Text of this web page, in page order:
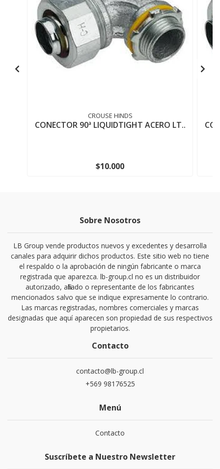
CROUSE HINDS
CONECTOR 90ª LIQUIDTIGHT ACERO LT..
$10.000
Sobre Nosotros
LB Group vende productos nuevos y excedentes y desarrolla
canales para adquirir dichos productos. Este sitio web no tiene
el respaldo o la aprobación de ningún fabricante o marca
registrada que aparezca. lb-group.cl no es un distribuidor
autorizado, afiliado o representante de los fabricantes
mencionados salvo que se indique expresamente lo contrario.
Las marcas registradas, nombres comerciales y marcas
designadas que aquí aparecen son propiedad de sus respectivos
propietarios.
Contacto
contacto@lb-group.cl
+569 98176525
Menú
Contacto
Suscríbete a Nuestro Newsletter